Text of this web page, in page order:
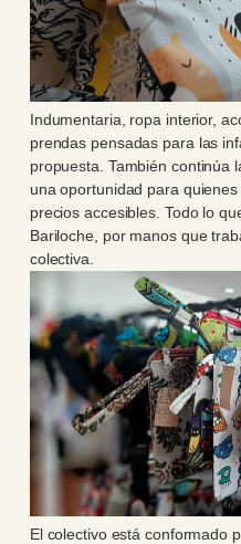
Indumentaria, ropa interior,
prendas pensadas para las
propuesta. También continúa
una oportunidad para
precios accesibles. Todo lo
Bariloche, por manos que
colectiva.
El colectivo está conformado